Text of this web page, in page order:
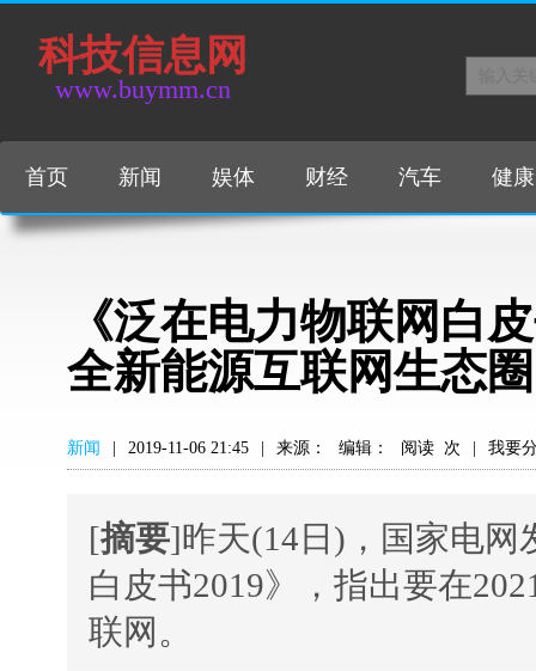
科技信息网
www.buymm.cn
首页 新闻 娱体 财经 汽车 健康
《泛在电力物联网白
全新能源互联网生态圈
新闻 2019-11-06 21:45 来源： 编辑： 阅读 次 我要
[摘要]昨天(14日)，国家电网
白皮书2019》，指出要在
联网。